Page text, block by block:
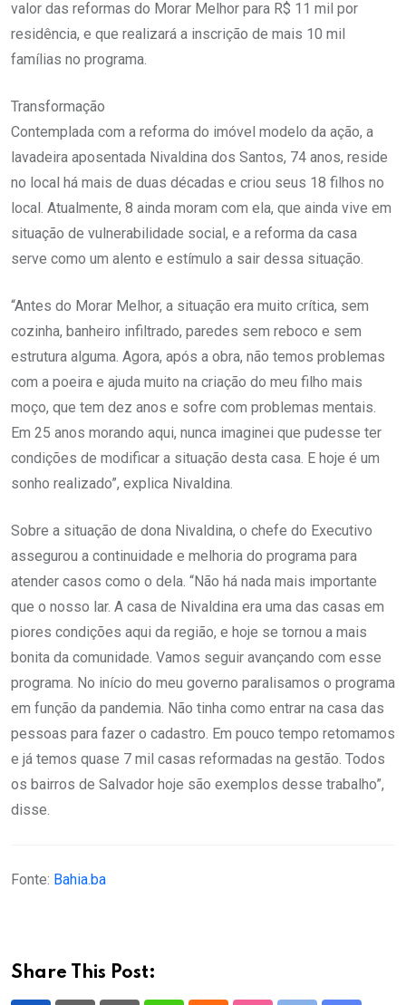
valor das reformas do Morar Melhor para R$ 11 mil por
residência, e que realizará a inscrição de mais 10 mil
famílias no programa.
Transformação
Contemplada com a reforma do imóvel modelo da ação, a
lavadeira aposentada Nivaldina dos Santos, 74 anos, reside
no local há mais de duas décadas e criou seus 18 filhos no
local. Atualmente, 8 ainda moram com ela, que ainda vive em
situação de vulnerabilidade social, e a reforma da casa
serve como um alento e estímulo a sair dessa situação.
“Antes do Morar Melhor, a situação era muito crítica, sem
cozinha, banheiro infiltrado, paredes sem reboco e sem
estrutura alguma. Agora, após a obra, não temos problemas
com a poeira e ajuda muito na criação do meu filho mais
moço, que tem dez anos e sofre com problemas mentais.
Em 25 anos morando aqui, nunca imaginei que pudesse ter
condições de modificar a situação desta casa. E hoje é um
sonho realizado”, explica Nivaldina.
Sobre a situação de dona Nivaldina, o chefe do Executivo
assegurou a continuidade e melhoria do programa para
atender casos como o dela. “Não há nada mais importante
que o nosso lar. A casa de Nivaldina era uma das casas em
piores condições aqui da região, e hoje se tornou a mais
bonita da comunidade. Vamos seguir avançando com esse
programa. No início do meu governo paralisamos o programa
em função da pandemia. Não tinha como entrar na casa das
pessoas para fazer o cadastro. Em pouco tempo retomamos
e já temos quase 7 mil casas reformadas na gestão. Todos
os bairros de Salvador hoje são exemplos desse trabalho”,
disse.
Fonte: Bahia.ba
Share This Post: